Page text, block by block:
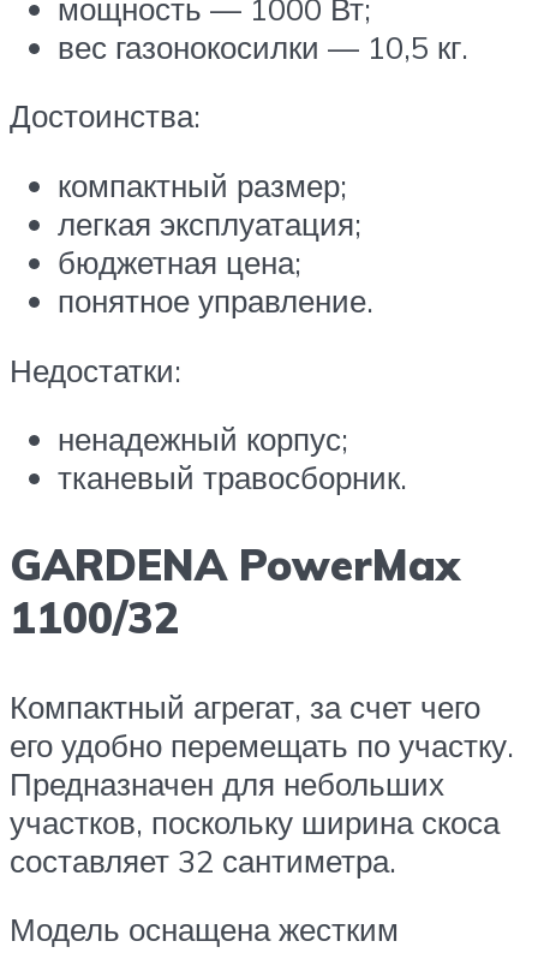
мощность — 1000 Вт;
вес газонокосилки — 10,5 кг.
Достоинства:
компактный размер;
легкая эксплуатация;
бюджетная цена;
понятное управление.
Недостатки:
ненадежный корпус;
тканевый травосборник.
GARDENA PowerMax
1100/32
Компактный агрегат, за счет чего
его удобно перемещать по участку.
Предназначен для небольших
участков, поскольку ширина скоса
составляет 32 сантиметра.
Модель оснащена жестким